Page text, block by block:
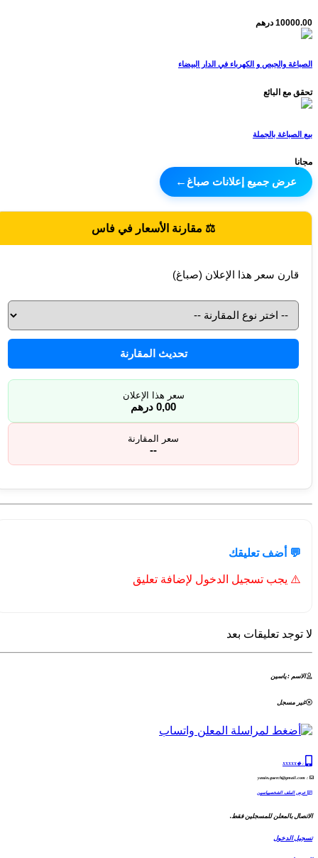
10000.00 درهم
الصباغة والجبص و الكهرباء في الدار البيضاء
تحقق مع البائع
بيع الصباغة بالجملة
مجانا
عرض جميع إعلانات صباغ ←
⚖️ مقارنة الأسعار في فاس
قارن سعر هذا الإعلان (صباغ)
تحديث المقارنة
سعر هذا الإعلان
0,00 درهم
سعر المقارنة
--
💬 أضف تعليقك
⚠️ يجب تسجيل الدخول لإضافة تعليق
لا توجد تعليقات بعد
الاسم : ياسين
غير مسجل
:
�XXXXX
: yassin.guerch@gmail.com
عرض الملف الشخصيياسين
الاتصال بالمعلن للمسجلين فقط.
تسجيل الدخول